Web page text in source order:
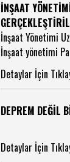
İNŞAAT
İnşaat Yönetimi
İnşaat yönetimi
Detaylar İçin
DEPREM DEĞİL
Detaylar İçin